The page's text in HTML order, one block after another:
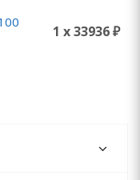
1 x 33936 ₽